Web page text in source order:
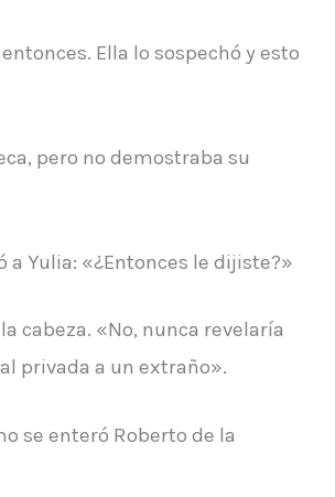
Ella lo sospechó y esto
pero no demostraba su
a Yulia: «¿Entonces le dijiste?»
cabeza. «No, nunca revelaría
privada a un extraño».
se enteró Roberto de la